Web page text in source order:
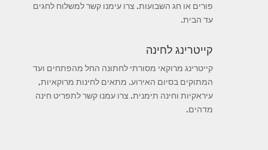
פורים או חג השבועות. צרו עימנו קשר למשלוח לחגים
עד הבית.
קייטרינג לחינה
קייטרינג מרוקאי מסורתי לחתונה החל מהפתחים ועד
המתוקים בסיום האירוע. מתאים לחינות מרוקאיות,
עיראקיות וחינה תימנית. צרו עמנו קשר לתפריט חינה
מדהים.